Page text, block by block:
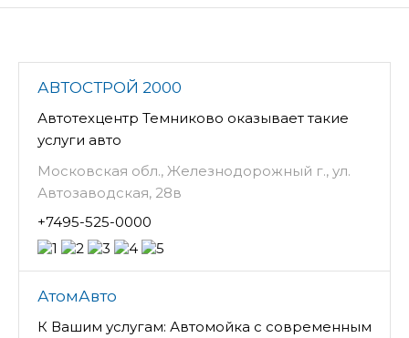
АВТОСТРОЙ 2000
Автотехцентр Темниково оказывает такие
услуги авто
Московская обл., Железнодорожный г., ул.
Автозаводская, 28в
+7495-525-0000
АтомАвто
К Вашим услугам: Автомойка с современным